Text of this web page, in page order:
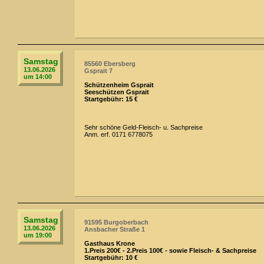
Samstag
13.06.2026
um 14:00
85560 Ebersberg
Gsprait 7
Schützenheim Gsprait
Seeschützen Gsprait
Startgebühr: 15 €
Sehr schöne Geld-Fleisch- u. Sachpreise
Anm. erf. 0171 6778075
Samstag
13.06.2026
um 19:00
91595 Burgoberbach
Ansbacher Straße 1
Gasthaus Krone
1.Preis 200€ - 2.Preis 100€ - sowie Fleisch- & Sachpreise
Startgebühr: 10 €